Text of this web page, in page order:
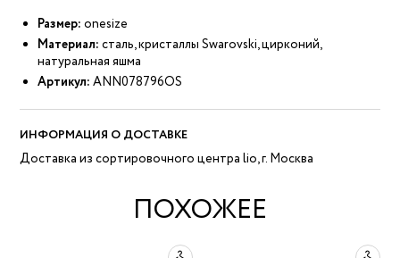
Размер: onesize
Материал: сталь, кристаллы Swarovski, цирконий,
натуральная яшма
Артикул: ANN078796OS
ИНФОРМАЦИЯ О ДОСТАВКЕ
Доставка из сортировочного центра lio, г. Москва
ПОХОЖЕЕ